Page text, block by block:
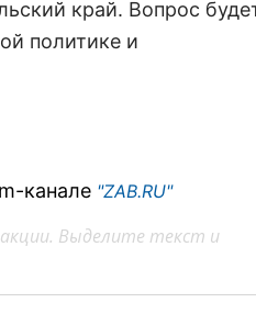
край. Вопрос
политике и
канале "ZAB.RU"
Выделите текст и